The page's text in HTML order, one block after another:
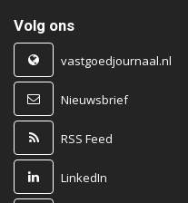
Volg ons
vastgoedjournaal.nl
Nieuwsbrief
RSS Feed
LinkedIn